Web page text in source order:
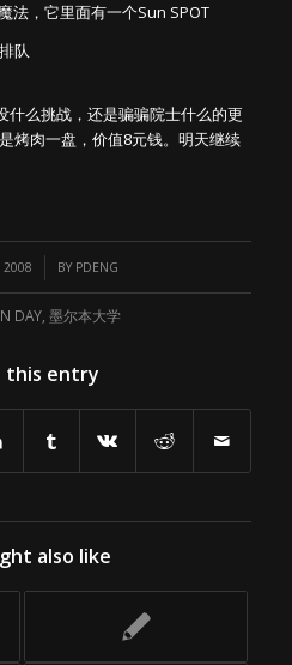
，它里面有一个Sun SPOT
队
么挑战，还是骗骗院士什么的更
烤肉一盘，价值8元钱。明天继续
2008 BY PDENG
DAY, 墨尔本大学
this entry
also like